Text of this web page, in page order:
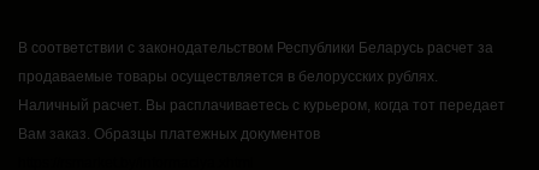
В соответствии с законодательством Республики Беларусь расчет за
продаваемые товары осуществляется в белорусских рублях.
Наличный расчет. Вы расплачиваетесь с курьером, когда тот передает
Вам заказ. Образцы платежных документов